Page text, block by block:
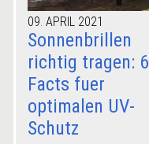
09. APRIL 2021
Sonnenbrillen
richtig tragen: 6
Facts fuer
optimalen UV-
Schutz